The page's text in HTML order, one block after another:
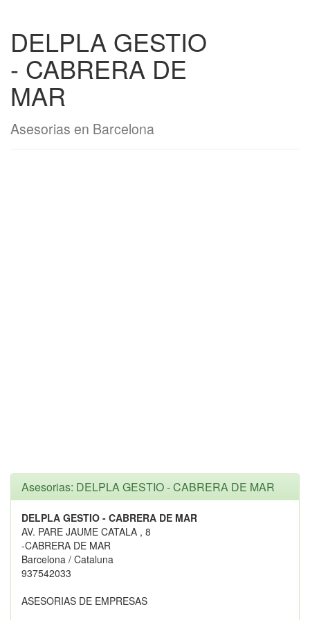
DELPLA GESTIO
- CABRERA DE
MAR
Asesorias en Barcelona
Asesorias: DELPLA GESTIO - CABRERA DE MAR
DELPLA GESTIO - CABRERA DE MAR
AV. PARE JAUME CATALA , 8
-CABRERA DE MAR
Barcelona / Cataluna
937542033
ASESORIAS DE EMPRESAS